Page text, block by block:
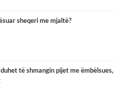
sheqeri me mjaltë?
të shmangin pijet me ëmbëlsues,